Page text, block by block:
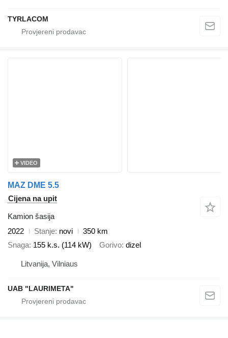
TYRLACOM
VIDEO
MAZ DME 5.5
Cijena na upit
Kamion šasija
2022
Stanje novi
350 km
Snaga 155 k.s. (114 kW) Gorivo dizel
Litvanija, Vilniaus
UAB "LAURIMETA"